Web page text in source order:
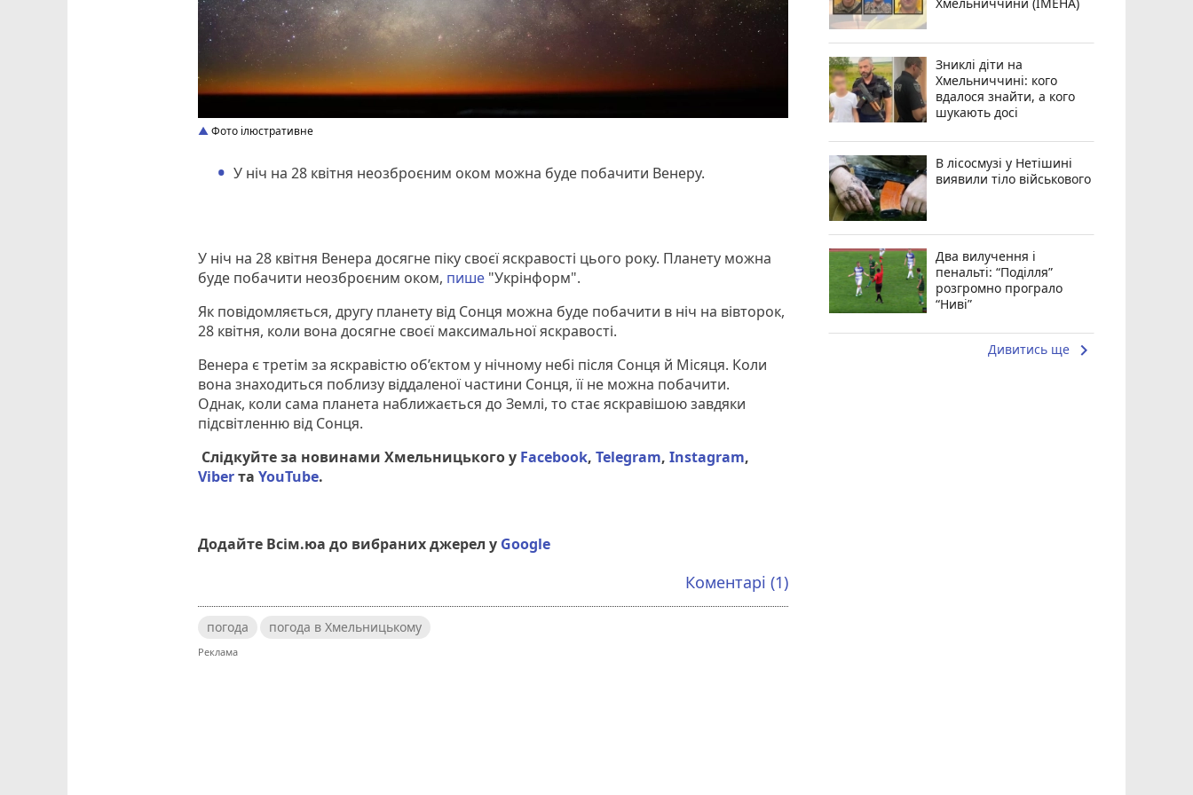
Фото ілюстративне
У ніч на 28 квітня неозброєним оком можна буде побачити Венеру.
У ніч на 28 квітня Венера досягне піку своєї яскравості цього року. Планету можна
буде побачити неозброєним оком, пише "Укрінформ".
Як повідомляється, другу планету від Сонця можна буде побачити в ніч на вівторок,
28 квітня, коли вона досягне своєї максимальної яскравості.
Венера є третім за яскравістю об’єктом у нічному небі після Сонця й Місяця. Коли
вона знаходиться поблизу віддаленої частини Сонця, її не можна побачити.
Однак, коли сама планета наближається до Землі, то стає яскравішою завдяки
підсвітленню від Сонця.
Слідкуйте за новинами Хмельницького у Facebook,Telegram,Instagram,
ViberтаYouTube.
Додайте Всім.юа до вибраних джерел у Google
Коментарі (1)
погода погода в Хмельницькому
Зниклі діти на
Хмельниччині: кого
вдалося знайти, а кого
шукають досі
В лісосмузі у Нетішині
виявили тіло військового
Два вилучення і
пенальті: “Поділля”
розгромно програло
“Ниві”
Дивитись ще keyboard_arrow_right